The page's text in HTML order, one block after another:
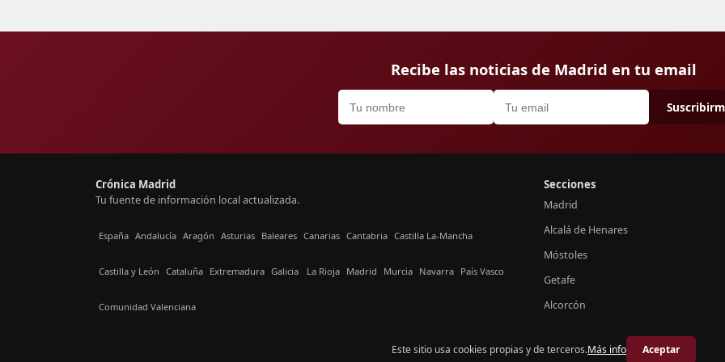
Recibe las noticias de Madrid en tu email
Crónica Madrid
Tu fuente de información local actualizada.
España Andalucía Aragón Asturias Baleares Canarias Cantabria Castilla La-Mancha
Castilla y León Cataluña Extremadura Galicia La Rioja Madrid Murcia Navarra País Vasco
Comunidad Valenciana
Secciones
Madrid
Alcalá de Henares
Móstoles
Getafe
Alcorcón
© 2026 Crónica Madrid
Este sitio usa cookies propias y de terceros.Más info Aceptar